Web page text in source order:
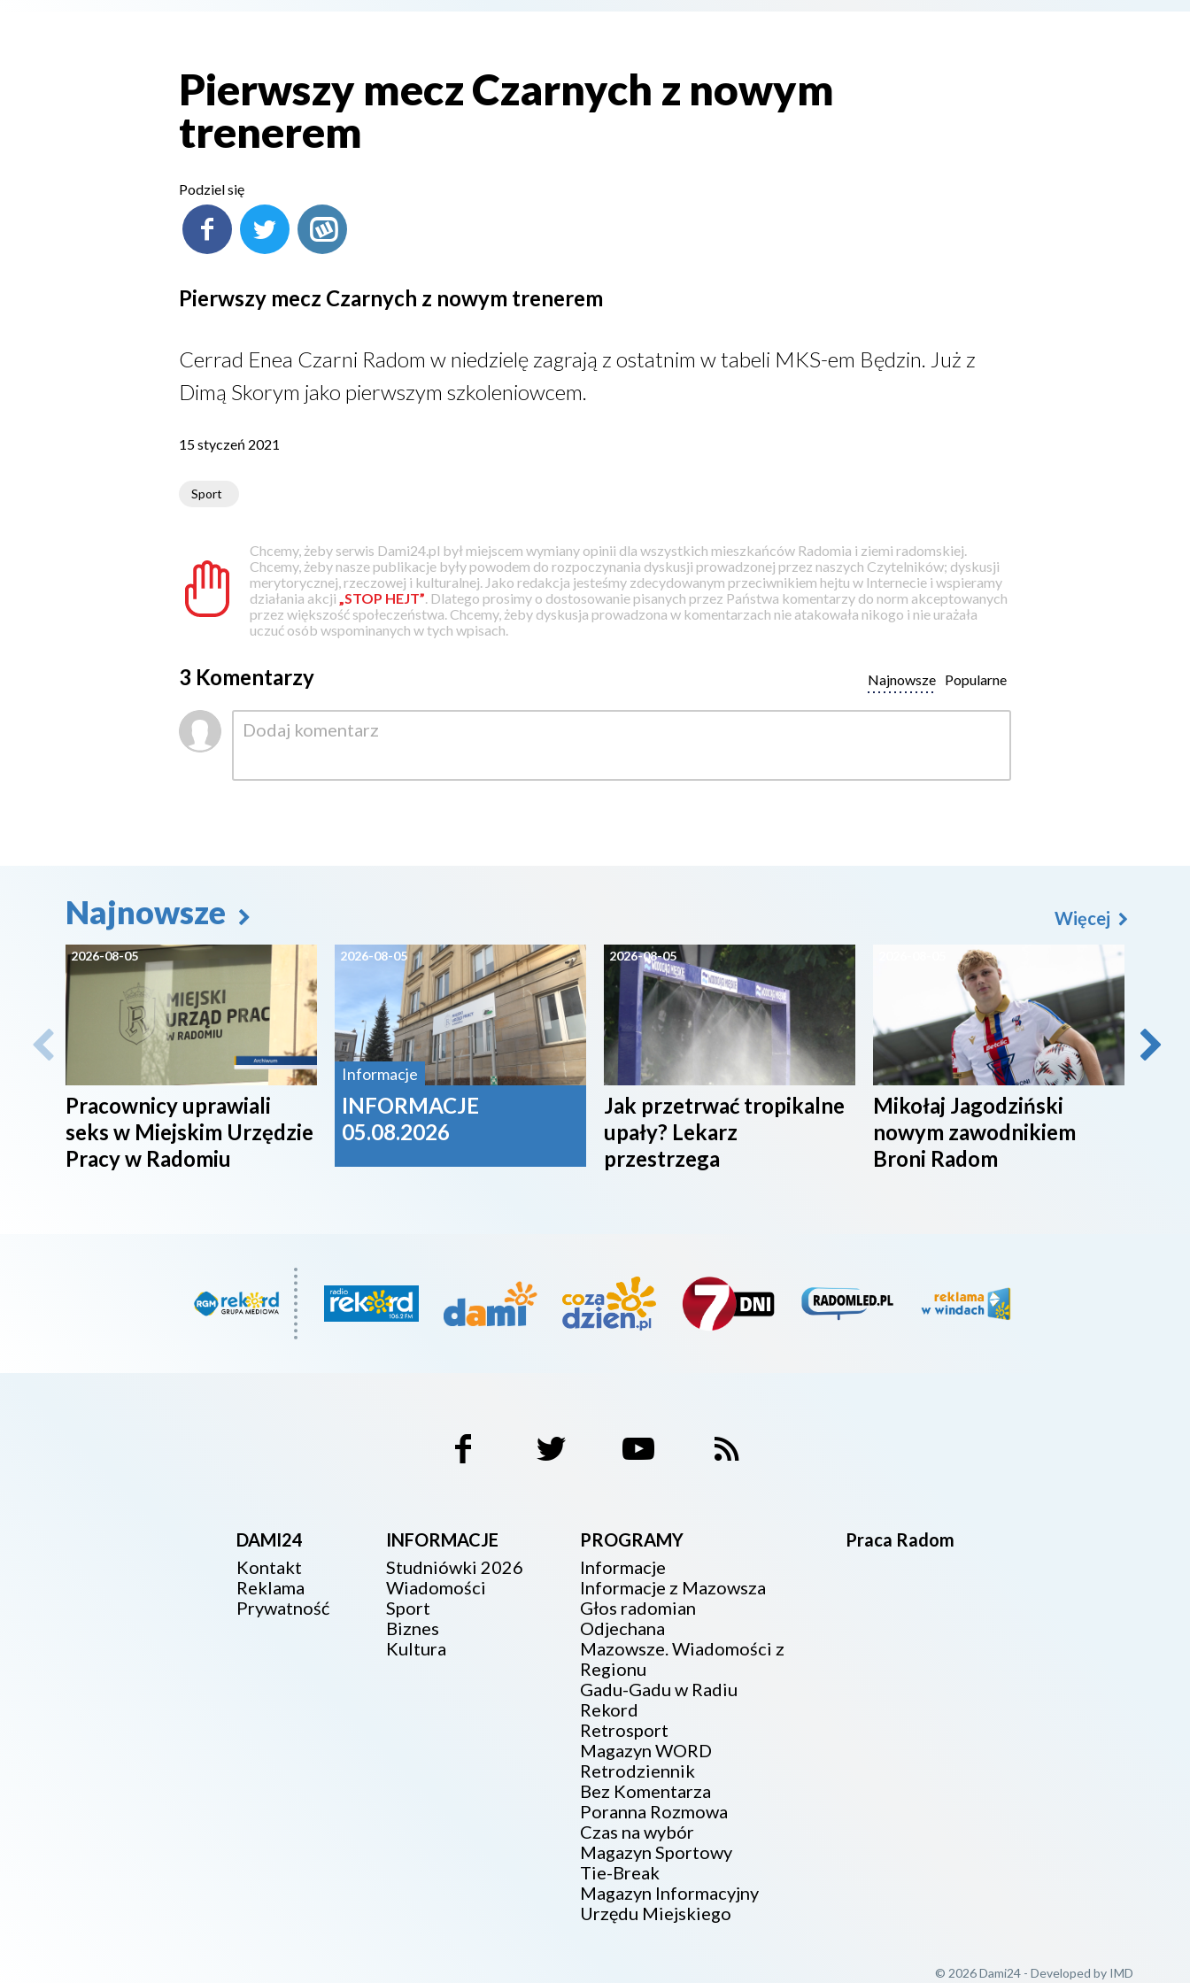
Pierwszy mecz Czarnych z nowym
trenerem
Podziel się
Pierwszy mecz Czarnych z nowym trenerem
Cerrad Enea Czarni Radom w niedzielę zagrają z ostatnim w tabeli MKS-em Będzin. Już z
Dimą Skorym jako pierwszym szkoleniowcem.
15 styczeń 2021
Sport
Chcemy, żeby serwis Dami24.pl był miejscem wymiany opinii dla wszystkich mieszkańców Radomia i ziemi radomskiej.
Chcemy, żeby nasze publikacje były powodem do rozpoczynania dyskusji prowadzonej przez naszych Czytelników; dyskusji
merytorycznej, rzeczowej i kulturalnej. Jako redakcja jesteśmy zdecydowanym przeciwnikiem hejtu w Internecie i wspieramy
działania akcji „STOP HEJT” . Dlatego prosimy o dostosowanie pisanych przez Państwa komentarzy do norm akceptowanych
przez większość społeczeństwa. Chcemy, żeby dyskusja prowadzona w komentarzach nie atakowała nikogo i nie urażała
uczuć osób wspominanych w tych wpisach.
3 Komentarzy Popularne
Najnowsze
Najnowsze
2026-08-05
Pracownicy uprawiali
seks w Miejskim Urzędzie
Pracy w Radomiu
2026-08-05
Informacje
INFORMACJE
05.08.2026
2026-08-05
Jak przetrwać tropikalne
upały? Lekarz
przestrzega
Mikołaj Jagodziński
nowym zawodnikiem
Broni Radom
Więcej
DAMI24
Kontakt
Reklama
Prywatność
INFORMACJE
Studniówki 2026
Wiadomości
Sport
Biznes
Kultura
PROGRAMY
Informacje
Informacje z Mazowsza
Głos radomian
Odjechana
Mazowsze. Wiadomości z
Regionu
Gadu-Gadu w Radiu
Rekord
Retrosport
Magazyn WORD
Retrodziennik
Bez Komentarza
Poranna Rozmowa
Czas na wybór
Magazyn Sportowy
Tie-Break
Magazyn Informacyjny
Urzędu Miejskiego
Praca Radom
© 2026 Dami24 - Developed by IMD